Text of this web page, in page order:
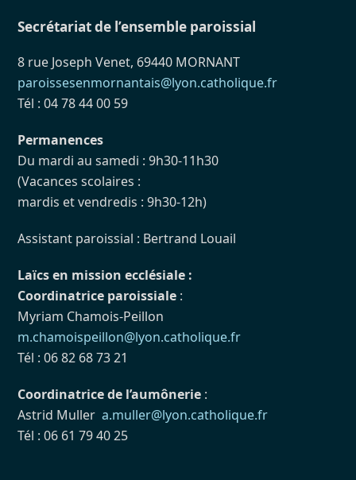
Secrétariat de l’ensemble paroissial
8 rue Joseph Venet, 69440 MORNANT
paroissesenmornantais@lyon.catholique.fr
Tél : 04 78 44 00 59
Permanences
Du mardi au samedi : 9h30-11h30
(Vacances scolaires :
mardis et vendredis : 9h30-12h)
Assistant paroissial : Bertrand Louail
Laïcs en mission ecclésiale :
Coordinatrice paroissiale :
Myriam Chamois-Peillon
m.chamoispeillon@lyon.catholique.fr
Tél : 06 82 68 73 21
Coordinatrice de l’aumônerie :
Astrid Mullera.muller@lyon.catholique.fr
Tél : 06 61 79 40 25